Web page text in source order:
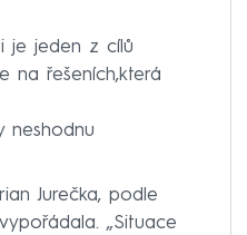
je jeden z cílů
na řešeních,která
neshodnu
Jurečka, podle
„Situace